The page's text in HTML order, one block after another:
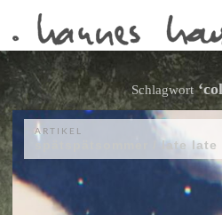
Schlagwort
ARTIKEL
spätspätsommer / late late